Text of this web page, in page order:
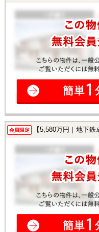
会員限定 【5,580万円｜地下鉄成